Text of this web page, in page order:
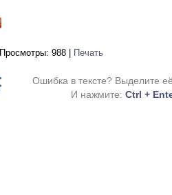
Просмотры: 988 Печать
Ошибка в тексте? Выделите
И нажмите: Ctrl +